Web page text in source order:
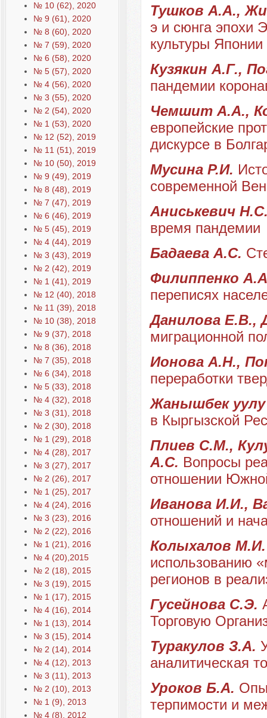
№ 10 (62), 2020
№ 9 (61), 2020
№ 8 (60), 2020
№ 7 (59), 2020
№ 6 (58), 2020
№ 5 (57), 2020
№ 4 (56), 2020
№ 3 (55), 2020
№ 2 (54), 2020
№ 1 (53), 2020
№ 12 (52), 2019
№ 11 (51), 2019
№ 10 (50), 2019
№ 9 (49), 2019
№ 8 (48), 2019
№ 7 (47), 2019
№ 6 (46), 2019
№ 5 (45), 2019
№ 4 (44), 2019
№ 3 (43), 2019
№ 2 (42), 2019
№ 1 (41), 2019
№ 12 (40), 2018
№ 11 (39), 2018
№ 10 (38), 2018
№ 9 (37), 2018
№ 8 (36), 2018
№ 7 (35), 2018
№ 6 (34), 2018
№ 5 (33), 2018
№ 4 (32), 2018
№ 3 (31), 2018
№ 2 (30), 2018
№ 1 (29), 2018
№ 4 (28), 2017
№ 3 (27), 2017
№ 2 (26), 2017
№ 1 (25), 2017
№ 4 (24), 2016
№ 3 (23), 2016
№ 2 (22), 2016
№ 1 (21), 2016
№ 4 (20),2015
№ 2 (18), 2015
№ 3 (19), 2015
№ 1 (17), 2015
№ 4 (16), 2014
№ 1 (13), 2014
№ 3 (15), 2014
№ 2 (14), 2014
№ 4 (12), 2013
№ 3 (11), 2013
№ 2 (10), 2013
№ 1 (9), 2013
№ 4 (8), 2012
Тушков А.А.,
э и сюнга эпохи
культуры Японии
Кузякин А.Г.,
пандемии
Чемшит А.А.,
европейские
дискурсе в
Мусина Р.И.
современной
Аниськевич
время пандемии
Бадаева А.С.
Филиппенко
переписях
Данилова Е.В.,
миграционной
Ионова А.Н.,
переработки
Жанышбек
в Кыргызской
Плиев С.М.,
А.С. Вопросы
отношении
Иванова И.И.,
отношений и
Колыхалов
использованию
регионов в
Гусейнова С.Э.
Торговую
Туракулов З.А.
аналитическая
Уроков Б.А.
терпимости и